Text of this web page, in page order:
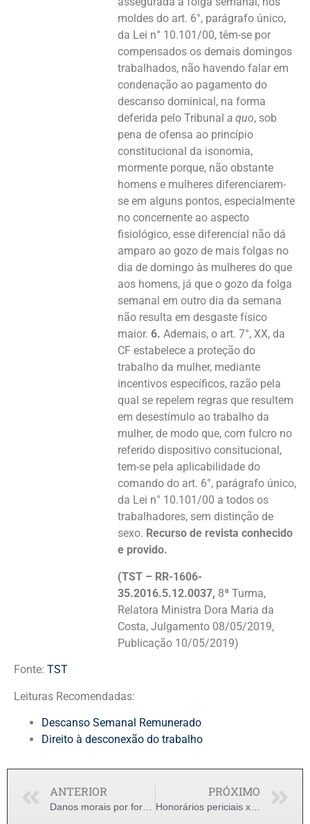
moldes do art. 6°, parágrafo único,
da Lei n° 10.101/00, têm-se por
compensados os demais domingos
trabalhados, não havendo falar em
condenação ao pagamento do
descanso dominical, na forma
deferida pelo Tribunal a quo, sob
pena de ofensa ao princípio
constitucional da isonomia,
mormente porque, não obstante
homens e mulheres diferenciarem-
se em alguns pontos, especialmente
no concernente ao aspecto
fisiológico, esse diferencial não dá
amparo ao gozo de mais folgas no
dia de domingo às mulheres do que
aos homens, já que o gozo da folga
semanal em outro dia da semana
não resulta em desgaste físico
maior. 6. Ademais, o art. 7°, XX, da
CF estabelece a proteção do
trabalho da mulher, mediante
incentivos específicos, razão pela
qual se repelem regras que resultem
em desestímulo ao trabalho da
mulher, de modo que, com fulcro no
referido dispositivo consitucional,
tem-se pela aplicabilidade do
comando do art. 6°, parágrafo único,
da Lei n° 10.101/00 a todos os
trabalhadores, sem distinção de
sexo. Recurso de revista conhecido
e provido.
(TST – RR-1606-
35.2016.5.12.0037, 8ª Turma,
Relatora Ministra Dora Maria da
Costa, Julgamento 08/05/2019,
Publicação 10/05/2019)
Fonte: TST
Leituras Recomendadas:
Descanso Semanal Remunerado
Direito à desconexão do trabalho
ANTERIOR PRÓXIMO
Honorários periciais x Justiça gratuita